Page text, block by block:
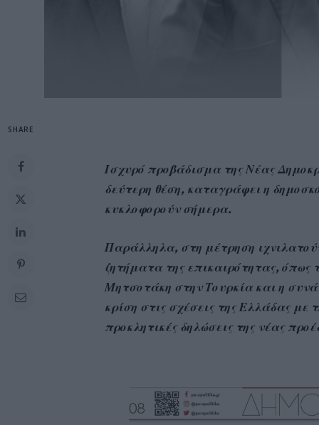
SHARE
Ισχυρό προβάδισμα της Νέας
δεύτερη θέση, καταγράφει η
κυκλοφορούν σήμερα.
Παράλληλα, στη μέτρηση
ζητήματα της επικαιρότητας, όπως
Μητσοτάκη στην Τουρκία και η
κρίση στις σχέσεις της Ελλάδας
προκλητικές δηλώσεις της νέας